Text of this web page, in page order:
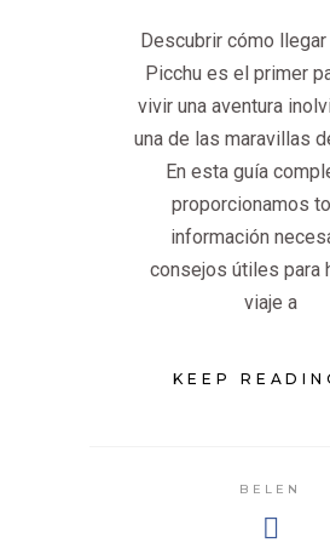
Descubrir cómo llegar
Picchu es el primer
vivir una aventura
una de las maravillas
En esta guía
proporcionamos
información
consejos útiles para
viaje a
KEEP
BELEN